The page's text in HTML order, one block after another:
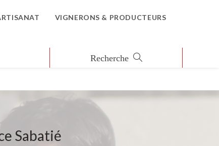
VIGNERONS & PRODUCTEURS
Sabatié